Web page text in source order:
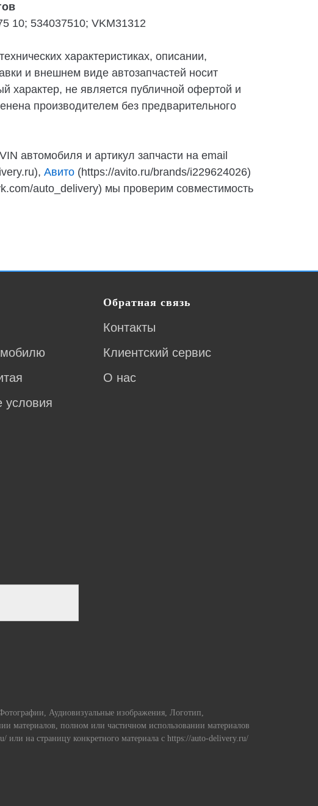
10; 534037510; VKM31312
характеристиках, описании,
и внешнем виде автозапчастей носит
характер, не является публичной офертой и
производителем без предварительного
автомобиля и артикул запчасти на email
Авито (https://avito.ru/brands/i229624026)
auto_delivery) мы проверим совместимость
условия
Обратная связь
Контакты
Клиентский сервис
О нас
Аудиовизуальные изображения, Логотип,
материалов, полном или частичном использовании материалов
или на страницу конкретного материала с https://auto-delivery.ru/